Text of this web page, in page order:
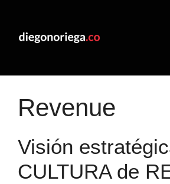
Revenue
Visión
CULTURA de